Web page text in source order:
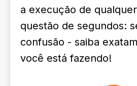
a execução de
questão de segundos:
confusão - saiba
você está fazendo!